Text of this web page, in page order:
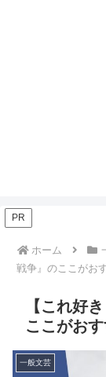
PR
ホーム
戦争』のここがお
【これ好
ここがおす
一般文芸